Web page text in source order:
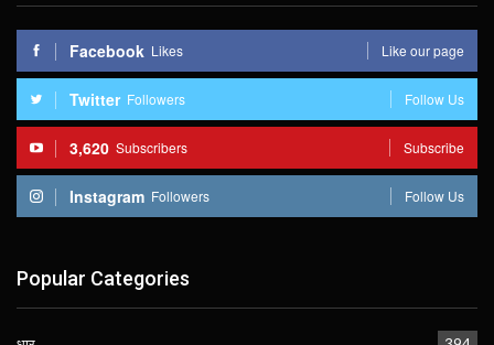
Facebook Likes Like our page
Twitter Followers Follow Us
3,620 Subscribers Subscribe
Instagram Followers Follow Us
Popular Categories